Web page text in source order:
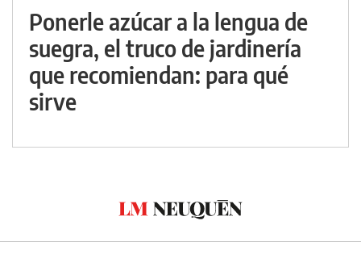
Ponerle azúcar a la lengua de
suegra, el truco de jardinería
que recomiendan: para qué
sirve